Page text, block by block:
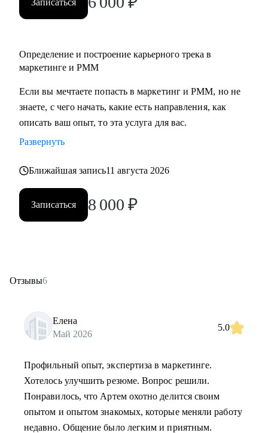
• Middle/senior специалистам в маркетинге и PMM для
• Всем, кто точно понимает, что хочет попасть в Digital-
маркетинг и PMM, но не знает, какие бывают направления,
с чего можно начать, в какую сторону двигаться.
Записаться
Определение и построение карьерного трека в
маркетинге и PMM
Если вы мечтаете попасть в маркетинг и PMM, но не
знаете, с чего начать, какие есть направления, как
описать ваш опыт, то эта услуга для вас.
Развернуть
Ближайшая запись11 августа 2026
Записаться 8 000 ₽
Отзывы6
Елена
Май 2026
5.0
Профильный опыт, экспертиза в маркетинге.
Хотелось улучшить резюме. Вопрос решили.
Понравилось, что Артем охотно делится своим
опытом и опытом знакомых, которые меняли работу
недавно. Общение было легким и приятным.